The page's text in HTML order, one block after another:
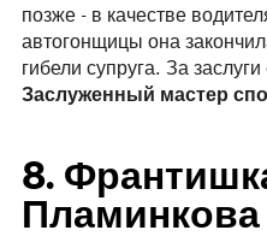
позже - в качестве
автогонщицы она
гибели супруга. За
Заслуженный мастер
8.
Пламинкова